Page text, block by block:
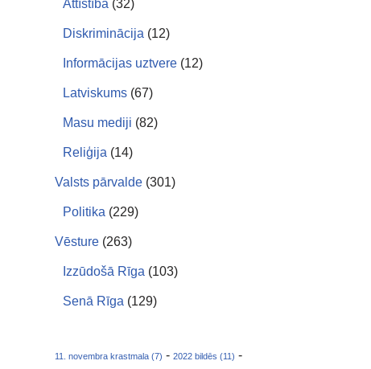
Attīstība (32)
Diskriminācija (12)
Informācijas uztvere (12)
Latviskums (67)
Masu mediji (82)
Reliģija (14)
Valsts pārvalde (301)
Politika (229)
Vēsture (263)
Izzūdošā Rīga (103)
Senā Rīga (129)
11. novembra krastmala (7) - 2022 bildēs (11) -